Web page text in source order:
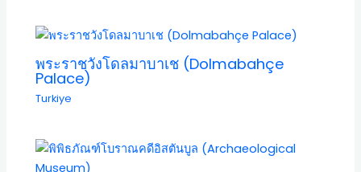
พระราชวังโดลมาบาเช (Dolmabahçe
Palace)
Turkiye